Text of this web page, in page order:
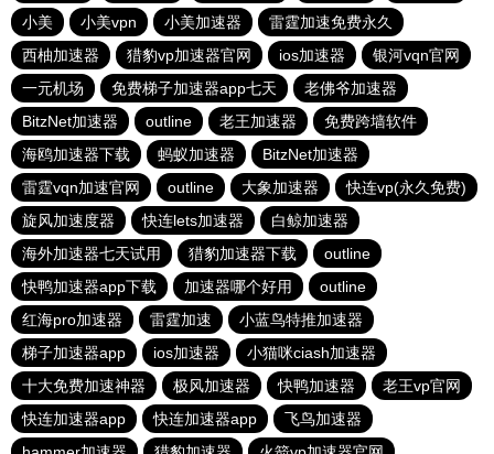
小美
小美vpn 小美加速器
雷霆加速免费永久
西柚加速器
猎豹vp加速器官网 ios加速器
银河vqn官网
一元机场
免费梯子加速器app七天
老佛爷加速器
BitzNet加速器
outline 老王加速器
免费跨墙软件
海鸥加速器下载
蚂蚁加速器
BitzNet加速器
雷霆vqn加速官网
outline 大象加速器
快连vp(永久免费)
旋风加速度器
快连lets加速器
白鲸加速器
海外加速器七天试用
猎豹加速器下载
outline
快鸭加速器app下载
加速器哪个好用
outline
红海pro加速器
雷霆加速
小蓝鸟特推加速器
梯子加速器app
ios加速器
小猫咪ciash加速器
十大免费加速神器
极风加速器 快鸭加速器
老王vp官网
快连加速器app
快连加速器app
飞鸟加速器